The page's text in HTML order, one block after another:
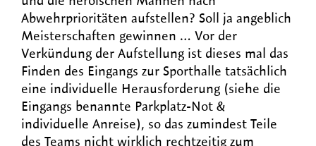
Abwehrprioritäten aufstellen? Soll ja angeblich
Meisterschaften gewinnen … Vor der
Verkündung der Aufstellung ist dieses mal das
Finden des Eingangs zur Sporthalle tatsächlich
eine individuelle Herausforderung (siehe die
Eingangs benannte Parkplatz-Not &
individuelle Anreise), so das zumindest Teile
des Teams nicht wirklich rechtzeitig zum